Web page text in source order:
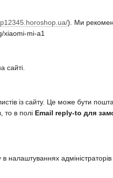
). Ми
xiaomi-mi-a1
сайті.
із сайту. Це може бути
то в полі Email reply-to для
налаштуваннях